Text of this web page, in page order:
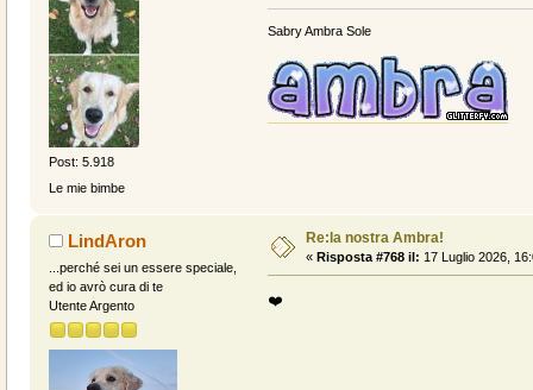
Post: 5.918
Le mie bimbe
Sabry Ambra Sole
LindAron
...perché sei un essere speciale,
ed io avrò cura di te
Utente Argento
Re:la nostra Ambra!
« Risposta #768 il: 17 Luglio 2026,
❤️